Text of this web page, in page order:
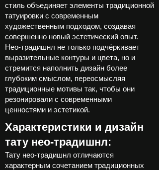
стиль объединяет элементы традиционной
татуировки с современным
художественным подходом, создавая
совершенно новый эстетический опыт.
Нео-традишнл не только подчёркивает
выразительные контуры и цвета, но и
стремится наполнить дизайн более
глубоким смыслом, переосмысляя
традиционные мотивы так, чтобы они
резонировали с современными
ценностями и эстетикой.
Характеристики и дизайн
тату нео-традишнл:
Тату нео-традишнл отличаются
характерным сочетанием традиционных